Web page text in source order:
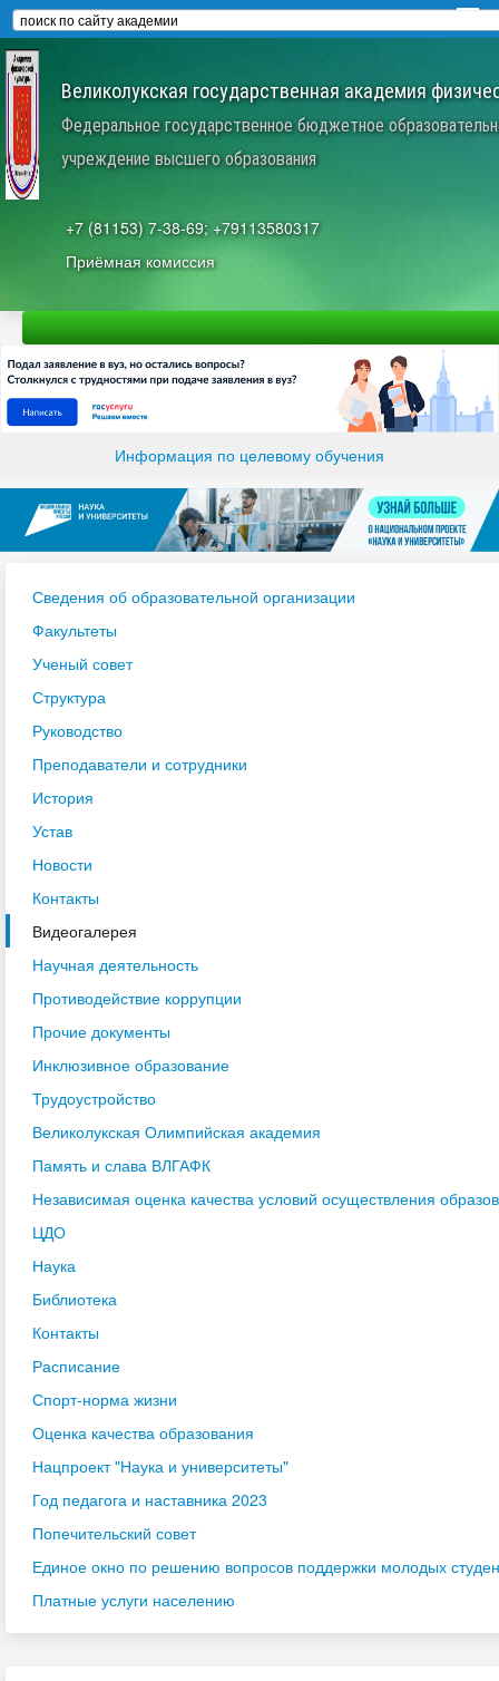
Великолукская государственная академия
Федеральное государственное бюджетное
учреждение высшего образования
+7 (81153) 7-38-69; +79113580317
Приёмная комиссия
Информация по целевому обучения
Сведения об образовательной организации
Факультеты
Ученый совет
Структура
Руководство
Преподаватели и сотрудники
История
Устав
Новости
Контакты
Видеогалерея
Научная деятельность
Противодействие коррупции
Прочие документы
Инклюзивное образование
Трудоустройство
Великолукская Олимпийская академия
Память и слава ВЛГАФК
Независимая оценка качества условий осуществления
ЦДО
Наука
Библиотека
Контакты
Расписание
Спорт-норма жизни
Оценка качества образования
Нацпроект "Наука и университеты"
Год педагога и наставника 2023
Попечительский совет
Единое окно по решению вопросов поддержки молодых
Платные услуги населению